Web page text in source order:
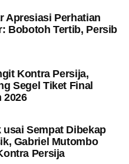
Apresiasi Perhatian
Bobotoh Tertib, Persib
Kontra Persija,
Segel Tiket Final
2026
usai Sempat Dibekap
Gabriel Mutombo
Persija